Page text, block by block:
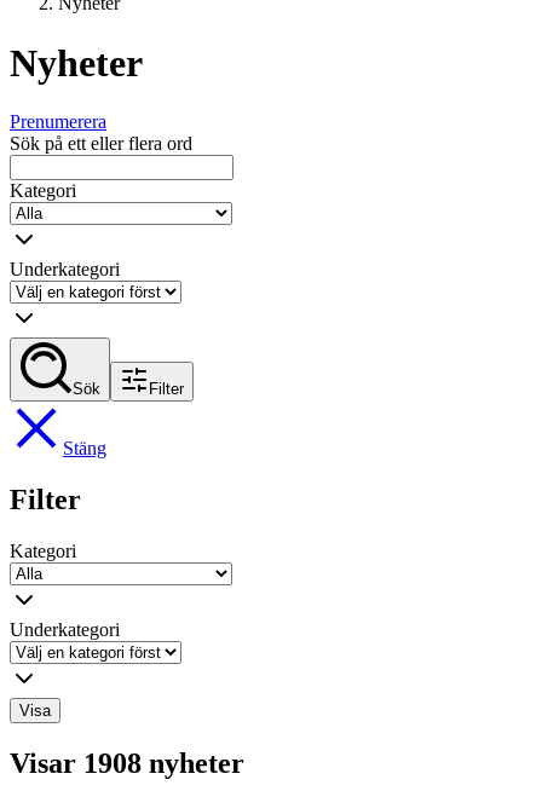
Nyheter
Prenumerera
Sök på ett eller flera ord
Kategori
Underkategori
Sök Filter
Stäng
Filter
Kategori
Underkategori
Visa
Visar 1908 nyheter